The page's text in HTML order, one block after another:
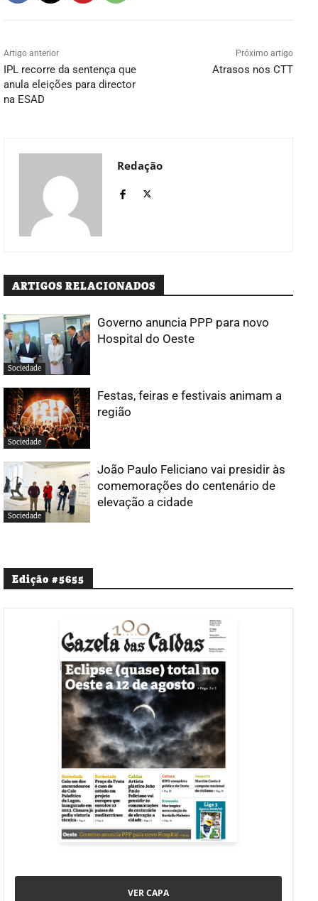
Artigo anterior
IPL recorre da sentença que
anula eleições para director
na ESAD
Próximo artigo
Atrasos nos CTT
Redação
ARTIGOS RELACIONADOS
Sociedade
Governo anuncia PPP para novo
Hospital do Oeste
Sociedade
Festas, feiras e festivais animam a
região
Sociedade
João Paulo Feliciano vai presidir às
comemorações do centenário de
elevação a cidade
Edição #5655
VER CAPA